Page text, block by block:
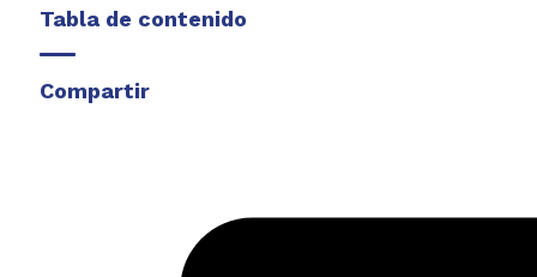
Tabla de contenido
Compartir